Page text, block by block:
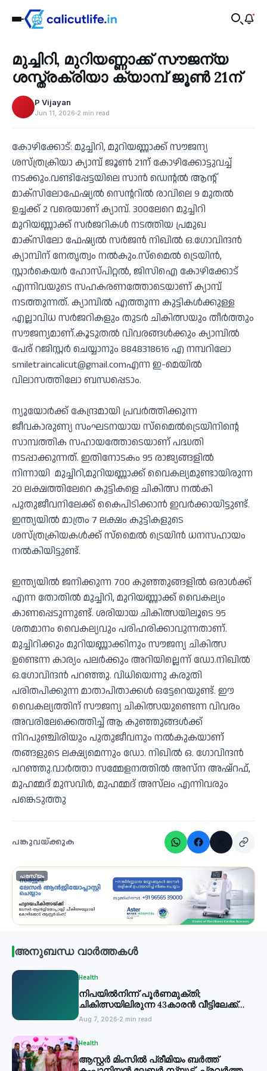
‹
Health
മുച്ചിറി, മുറിയണ്ണാക്ക് സൗജന്യ
ശസ്ത്രക്രിയാ ക്യാമ്പ് ജൂണ്‍ 21ന്
P Vijayan
Jun 11, 2026 2 min read
കോഴിക്കോട്: മുച്ചിറി, മുറിയണ്ണാക്ക് സൗജന്യ
ശസ്ത്രക്രിയാ ക്യാമ്പ് ജൂണ്‍ 21ന് കോഴിക്കോട്ടുവച്ച്
നടക്കും.വണ്ടിപ്പേട്ടയിലെ സാന്‍ ഡെന്റല്‍ ആന്റ്
മാക്‌സിലോഫേഷ്യല്‍ സെന്ററില്‍ രാവിലെ 9 മുതല്‍
ഉച്ചക്ക് 2 വരെയാണ് ക്യാമ്പ്. 300ലേറെ മുച്ചിറി
മുറിയണ്ണാക്ക് സര്‍ജറികള്‍ നടത്തിയ പ്രമുഖ
മാക്‌സിലോ ഫേഷ്യല്‍ സര്‍ജന്‍ നിഖില്‍ ഒ.ഗോവിന്ദന്‍
ക്യാമ്പിന് നേതൃത്വം നല്‍കും.സ്‌മൈല്‍ ട്രെയിന്‍,
സ്റ്റാര്‍കെയര്‍ ഹോസ്പിറ്റല്‍, ജിസിഐ കോഴിക്കോട്
എന്നിവയുടെ സഹകരണത്തോടെയാണ് ക്യാമ്പ്
നടത്തുന്നത്. ക്യാമ്പില്‍ എത്തുന്ന കുട്ടികള്‍ക്കുള്ള
എല്ലാവിധ സര്‍ജറികളും തുടര്‍ ചികിത്സയും തീര്‍ത്തും
സൗജന്യമാണ്.കൂടുതല്‍ വിവരങ്ങള്‍ക്കും ക്യാമ്പില്‍
പേര് റജിസ്റ്റര്‍ ചെയ്യാനും 8848318616 എ നമ്പറിലോ
smiletraincalicut@gmail.comഎന്ന ഇ-മെയില്‍
വിലാസത്തിലോ ബന്ധപ്പെടാം.
ന്യൂയോര്‍ക്ക് കേന്ദ്രമായി പ്രവര്‍ത്തിക്കുന്ന
ജീവകാരുണ്യ സംഘടനയായ സ്‌മൈല്‍ട്രെയിനിന്റെ
സാമ്പത്തിക സഹായത്തോടെയാണ് പദ്ധതി
നടപ്പാക്കുന്നത്. ഇതിനോടകം 95 രാജ്യങ്ങളില്‍
നിന്നായി മുച്ചിറി,മുറിയണ്ണാക്ക് വൈകല്യമുണ്ടായിരുന്ന
20 ലക്ഷത്തിലേറെ കുട്ടികളെ ചികിത്സ നല്‍കി
പുതുജീവനിലേക്ക് കൈപിടിക്കാന്‍ ഇവര്‍ക്കായിട്ടുണ്ട്.
ഇന്ത്യയില്‍ മാത്രം 7 ലക്ഷം കുട്ടികളുടെ
ശസ്ത്രക്രിയകള്‍ക്ക് സ്‌മൈല്‍ ട്രെയിന്‍ ധനസഹായം
നല്‍കിയിട്ടുണ്ട്.
ഇന്ത്യയില്‍ ജനിക്കുന്ന 700 കുഞ്ഞുങ്ങളില്‍ ഒരാള്‍ക്ക്
എന്ന തോതില്‍ മുച്ചിറി, മുറിയണ്ണാക്ക് വൈകല്യം
കാണപ്പെടുന്നുണ്ട്. ശരിയായ ചികിത്സയിലൂടെ 95
ശതമാനം വൈകല്യവും പരിഹരിക്കാവുന്നതാണ്.
മുച്ചിറിക്കും മുറിയണ്ണാക്കിനും സൗജന്യ ചികിത്സ
ഉണ്ടെന്ന കാര്യം പലര്‍ക്കും അറിയില്ലെന്ന് ഡോ.നിഖില്‍
ഒ.ഗോവിന്ദന്‍ പറഞ്ഞു. വിധിയെന്നു കരുതി
പരിതപിക്കുന്ന മാതാപിതാക്കള്‍ ഒട്ടേറെയുണ്ട്. ഈ
വൈകല്യത്തിന് സൗജന്യ ചികിത്സയുണ്ടെന്ന വിവരം
അവരിലേക്കെത്തിച്ച് ആ കുഞ്ഞുങ്ങള്‍ക്ക്
നിറപുഞ്ചിരിയും പുതുജീവനും നല്‍കുകയാണ്
തങ്ങളുടെ ലക്ഷ്യമെന്നും ഡോ. നിഖില്‍ ഒ. ഗോവിന്ദന്‍
പറഞ്ഞു.വാര്‍ത്താ സമ്മേളനത്തില്‍ അസ്‌ന അഷ്‌റഫ്,
മുഹമ്മദ് മുസവിര്‍, മുഹമ്മദ് അസ്‌ലം എന്നിവരും
പങ്കെടുത്തു
പങ്കുവയ്ക്കുക
പരസ്യം
അനുബന്ധ വാർത്തകൾ
Health
നിപയില്‍നിന്ന് പൂര്‍ണമുക്തി;
ചികിത്സയിലിരുന്ന 43കാരന്‍ വീട്ടിലേക്ക്
മടങ്ങി
Aug 7, 2026 2 min read
Health
ആസ്റ്റർ മിംസിൽ പ്രീമിയം ബർത്ത്